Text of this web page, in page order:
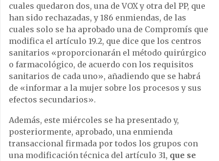
cuales quedaron dos, una de VOX y otra del PP, que
han sido rechazadas, y 186 enmiendas, de las
cuales solo se ha aprobado una de Compromís que
modifica el artículo 19.2, que dice que los centros
sanitarios «proporcionarán el método quirúrgico
o farmacológico, de acuerdo con los requisitos
sanitarios de cada uno», añadiendo que se habrá
de «informar a la mujer sobre los procesos y sus
efectos secundarios».
Además, este miércoles se ha presentado y,
posteriormente, aprobado, una enmienda
transaccional firmada por todos los grupos con
una modificación técnica del artículo 31, que se